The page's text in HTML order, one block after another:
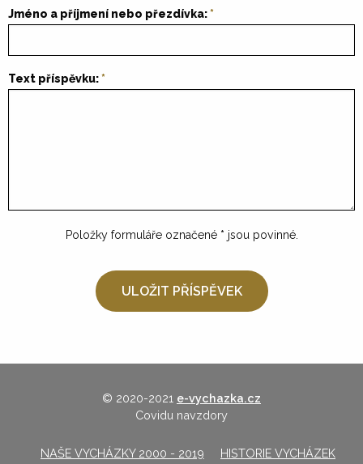
Jméno a příjmení nebo přezdívka:
Text příspěvku:
Položky formuláře označené * jsou povinné.
© 2020-2021 e-vychazka.cz
Covidu navzdory
NAŠE VYCHÁZKY 2000 - 2019 HISTORIE VYCHÁZEK